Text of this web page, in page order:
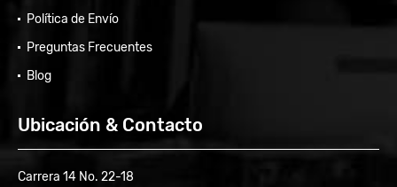
Política de Envío
Preguntas Frecuentes
Blog
Ubicación & Contacto
Carrera 14 No. 22-18